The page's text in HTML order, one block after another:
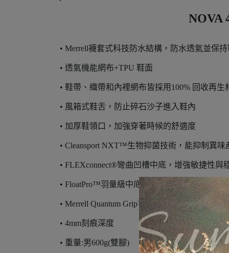
NOVA
• Merrell襪套式科技防水結構，防水透氣並保
• 透氣機能網布+TPU 鞋面
• 鞋帶、織帶和內裡網布皆採用100% 回收再
• 風箱式鞋舌，防止碎石沙子進入鞋內
• 加厚鞋領口，加強穿著時候的舒適度
• Cleansport NXT™生物抑菌技術，能抑制異味
• FLEXconnect®彎曲凹槽中底，增強敏捷性與
• FloatPro™羽量級中底，提供緩衝以及能量反
• Merrell Quantum Grip™橡膠大底，提供耐用
• 4mm刻痕深度
• 重量:男600g(雙腳)